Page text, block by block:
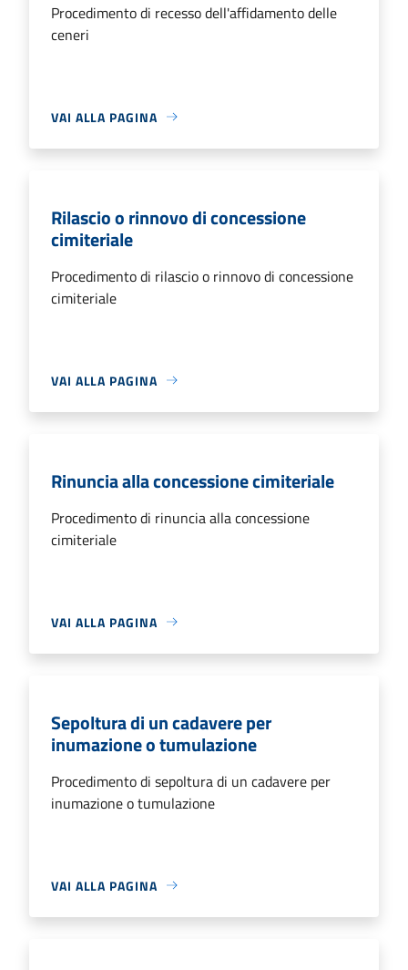
Procedimento di recesso dell'affidamento delle
ceneri
VAI ALLA PAGINA
Rilascio o rinnovo di concessione
cimiteriale
Procedimento di rilascio o rinnovo di concessione
cimiteriale
VAI ALLA PAGINA
Rinuncia alla concessione cimiteriale
Procedimento di rinuncia alla concessione
cimiteriale
VAI ALLA PAGINA
Sepoltura di un cadavere per
inumazione o tumulazione
Procedimento di sepoltura di un cadavere per
inumazione o tumulazione
VAI ALLA PAGINA